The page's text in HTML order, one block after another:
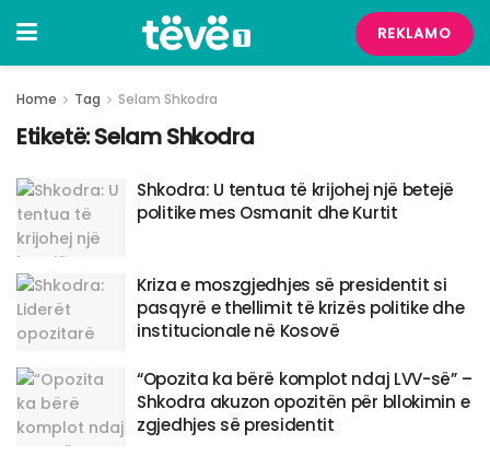
REKLAMO
Home Tag Selam Shkodra
Etiketë:Selam Shkodra
Shkodra: U tentua të krijohej një betejë
politike mes Osmanit dhe Kurtit
Kriza e moszgjedhjes së presidentit si
pasqyrë e thellimit të krizës politike dhe
institucionale në Kosovë
“Opozita ka bërë komplot ndaj LVV-së” –
Shkodra akuzon opozitën për bllokimin e
zgjedhjes së presidentit